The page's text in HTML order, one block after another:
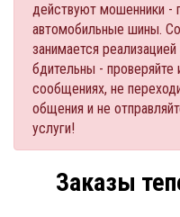
действуют мошенники -
автомобильные шины.
занимается
бдительны -
сообщениях, не
общения и не
услуги!
Заказы